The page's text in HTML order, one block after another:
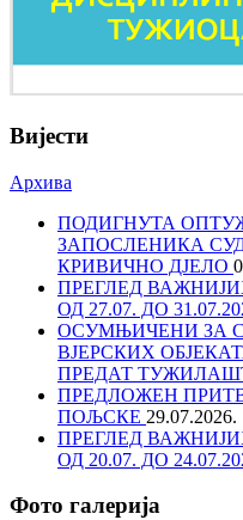
Вијести
Архива
ПОДИГНУТА
ЗАПОСЛЕНИКА
КРИВИЧНО ДЈЕЛО
ПРЕГЛЕД
ОД 27.07. ДО
ОСУМЊИЧЕНИ ЗА
ВЈЕРСКИХ
ПРЕДАТ
ПРЕДЛОЖЕН
ПОЉСКЕ 29.07.2026.
ПРЕГЛЕД
ОД 20.07. ДО
Фото галерија